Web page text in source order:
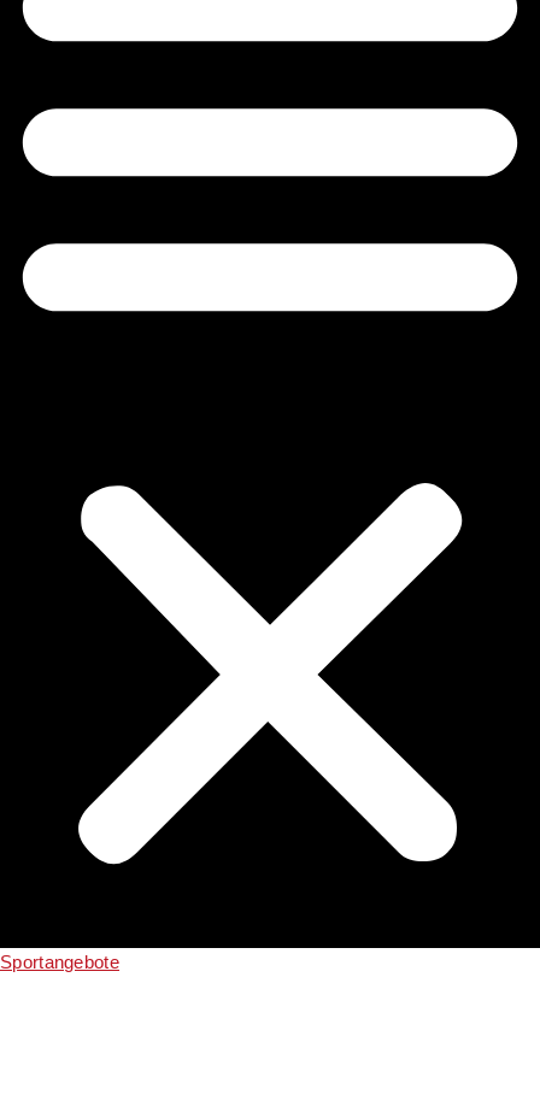
Sportangebote